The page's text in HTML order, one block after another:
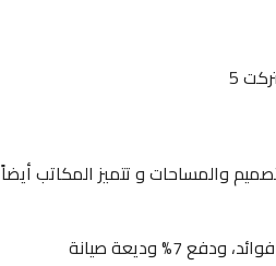
5
والمساحات و تتميز المكاتب أيضاً